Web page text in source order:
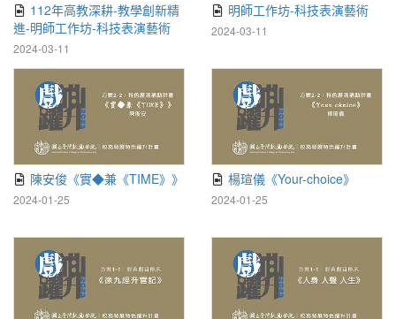
112年高教深耕-教學創新精
進-明師工作坊-科技表演藝術
2024-03-11
明師工作坊-科技表演藝術
2024-03-11
陳安俊《實◆兼《TIME》》
2024-01-25
楊瑄儀《Your-choice》
2024-01-25